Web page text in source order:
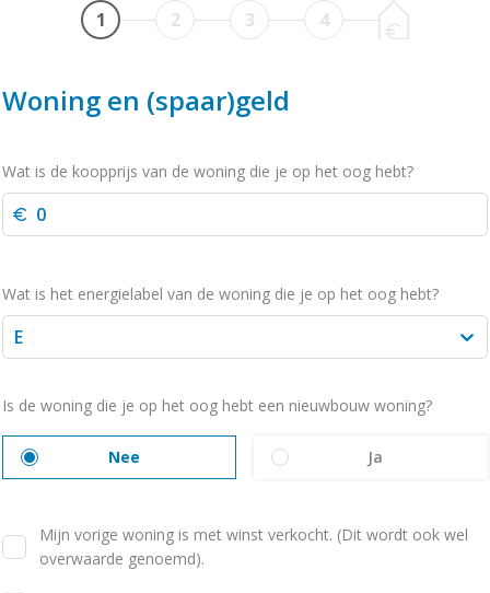
1 2 3 4
Woning en (spaar)geld
Wat is de koopprijs van de woning die je op het oog hebt?
Wat is het energielabel van de woning die je op het oog hebt?
E
Is de woning die je op het oog hebt een nieuwbouw woning?
Nee Ja
Mijn vorige woning is met winst verkocht. (Dit wordt ook wel
overwaarde genoemd).